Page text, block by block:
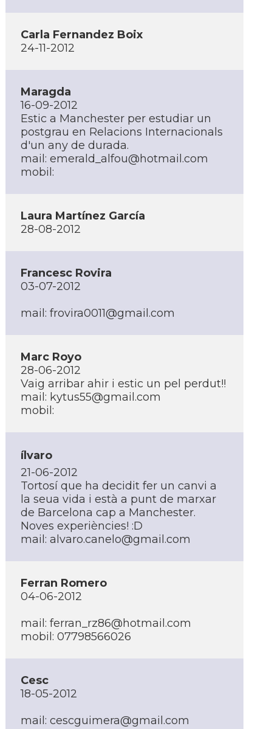
Carla Fernandez Boix
24-11-2012
Maragda
16-09-2012
Estic a Manchester per estudiar un
postgrau en Relacions Internacionals
d'un any de durada.
mail: emerald_alfou@hotmail.com
mobil:
Laura Martí­nez Garcí­a
28-08-2012
Francesc Rovira
03-07-2012
mail: frovira0011@gmail.com
Marc Royo
28-06-2012
Vaig arribar ahir i estic un pel perdut!!
mail: kytus55@gmail.com
mobil:
ílvaro
21-06-2012
Tortosí­ que ha decidit fer un canvi a
la seua vida i està a punt de marxar
de Barcelona cap a Manchester.
Noves experiències! :D
mail: alvaro.canelo@gmail.com
Ferran Romero
04-06-2012
mail: ferran_rz86@hotmail.com
mobil: 07798566026
Cesc
18-05-2012
mail: cescguimera@gmail.com